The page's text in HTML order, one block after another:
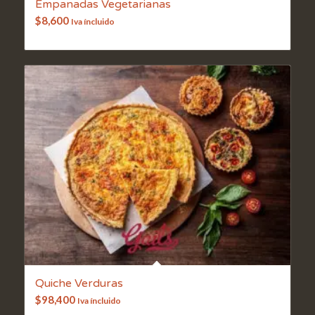
Empanadas Vegetarianas
$8,600 Iva íncluido
Quiche Verduras
$98,400 Iva íncluido